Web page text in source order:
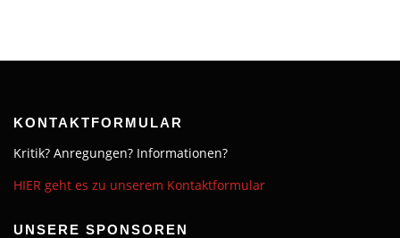
KONTAKTFORMULAR
Kritik? Anregungen? Informationen?
HIER geht es zu unserem Kontaktformular
UNSERE SPONSOREN